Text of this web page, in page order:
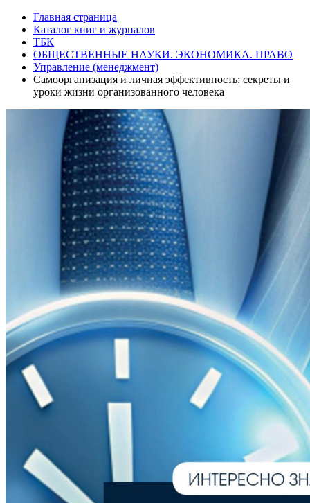
Главная страница
Каталог книг и журналов
ТБК
ОБЩЕСТВЕННЫЕ НАУКИ. ЭКОНОМИКА. ПРАВО
Управление (менеджмент)
Самоорганизация и личная эффективность: секреты и
уроки жизни организованного человека